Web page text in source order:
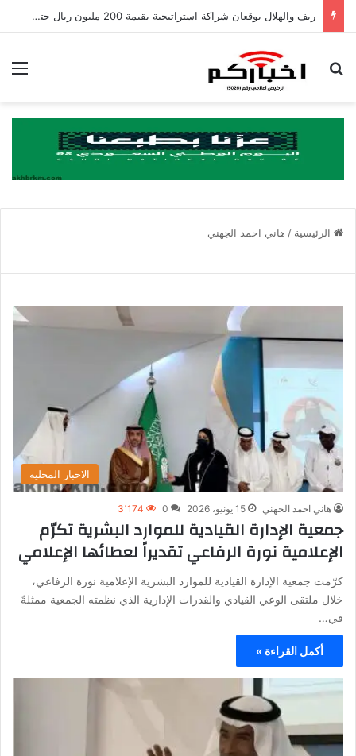
ريف والهلال يوقعان شراكة استراتيجية بقيمة 200 مليون ريال حتى عام 2031
بحث عن
الرئيسية / هاني احمد الجهني
الاخبار المحلية
هاني احمد الجهني 15 يونيو، 2026 0 3٬174
جمعية الإدارة القيادية للموارد البشرية تكرّم
الإعلامية نورة الرفاعي تقديراً لعطائها الإعلامي
كرّمت جمعية الإدارة القيادية للموارد البشرية الإعلامية نورة الرفاعي،
خلال ملتقى الوعي القيادي والقدرات الإدارية الذي نظمته الجمعية ممثلةً
في…
أكمل القراءة »